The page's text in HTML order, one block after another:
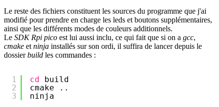
Le reste des fichiers constituent les sources du programme que j'ai
modifié pour prendre en charge les leds et boutons supplémentaires,
ainsi que les différents modes de couleurs additionnels.
Le SDK Rpi pico est lui aussi inclu, ce qui fait que si on a gcc,
cmake et ninja installés sur son ordi, il suffira de lancer depuis le
dossierbuild les commandes :
1
2
3
cd
build
cmake ..
ninja